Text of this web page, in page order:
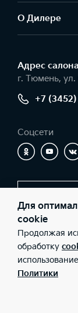
О Дилере
Адрес салонa
г. Тюмень, ул.
+7
Соцсети
© 2026
Тюмень, ул.
7203159984;
(Фактический
08 80; ИНН:
получению на
Для
cookie
Продолжая
обработку
Политики